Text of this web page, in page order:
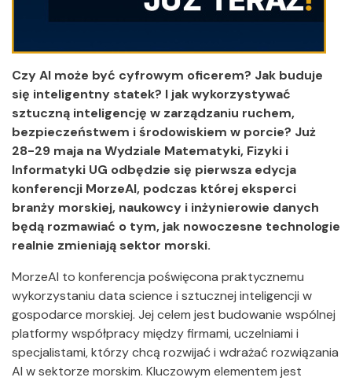
Czy AI może być cyfrowym oficerem? Jak buduje
się inteligentny statek? I jak wykorzystywać
sztuczną inteligencję w zarządzaniu ruchem,
bezpieczeństwem i środowiskiem w porcie? Już
28-29 maja na Wydziale Matematyki, Fizyki i
Informatyki UG odbędzie się pierwsza edycja
konferencji MorzeAI, podczas której eksperci
branży morskiej, naukowcy i inżynierowie danych
będą rozmawiać o tym, jak nowoczesne technologie
realnie zmieniają sektor morski.
MorzeAI to konferencja poświęcona praktycznemu
wykorzystaniu data science i sztucznej inteligencji w
gospodarce morskiej. Jej celem jest budowanie wspólnej
platformy współpracy między firmami, uczelniami i
specjalistami, którzy chcą rozwijać i wdrażać rozwiązania
AI w sektorze morskim. Kluczowym elementem jest